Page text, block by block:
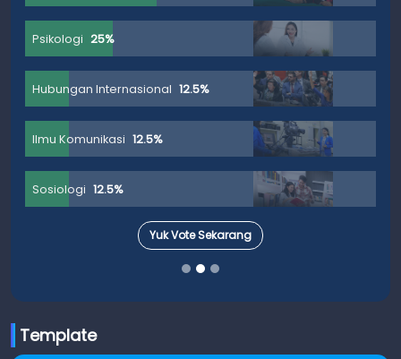
Psikologi 25%
Hubungan Internasional 12.5%
Ilmu Komunikasi 12.5%
Sosiologi 12.5%
Yuk Vote Sekarang
Template